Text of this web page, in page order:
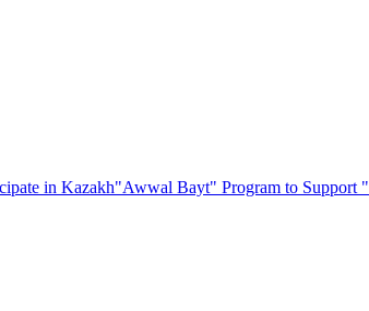
" inviting poets and writers from around the world to participate in Kazakh
"Awwal Bayt" Program to Support